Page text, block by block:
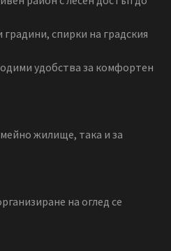
спирки на градския
удобства за комфортен
жилище, така и за
на оглед се